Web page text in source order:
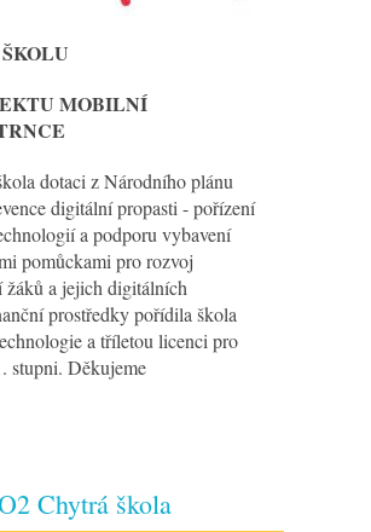
MOBILNÍ
dotaci z Národního plánu
digitální propasti - pořízení
a podporu vybavení
pomůckami pro rozvoj
a jejich digitálních
prostředky pořídila škola
a tříletou licenci pro
stupni. Děkujeme
Chytrá škola